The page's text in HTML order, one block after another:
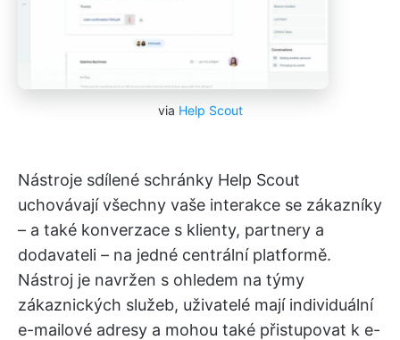
via Help Scout
Nástroje sdílené schránky Help Scout
uchovávají všechny vaše interakce se zákazníky
– a také konverzace s klienty, partnery a
dodavateli – na jedné centrální platformě.
Nástroj je navržen s ohledem na týmy
zákaznických služeb, uživatelé mají individuální
e-mailové adresy a mohou také přistupovat k e-